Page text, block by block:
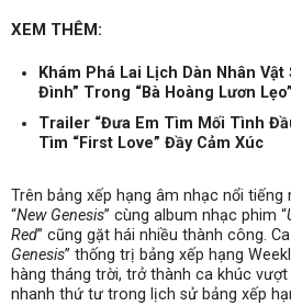
XEM THÊM:
Khám Phá Lai Lịch Dàn Nhân
Đình” Trong “Bà Hoàng Lươn Lẹo”
Trailer “Đưa Em Tìm Mối Tình
Tìm “First Love” Đầy Cảm Xúc
Trên bảng xếp hạng âm nhạc nổi tiếng
“New Genesis” cùng album nhạc phim “
Red” cũng gặt hái nhiều thành công.
Genesis” thống trị bảng xếp hạng
hàng tháng trời, trở thành ca khúc
nhanh thứ tư trong lịch sử bảng xếp